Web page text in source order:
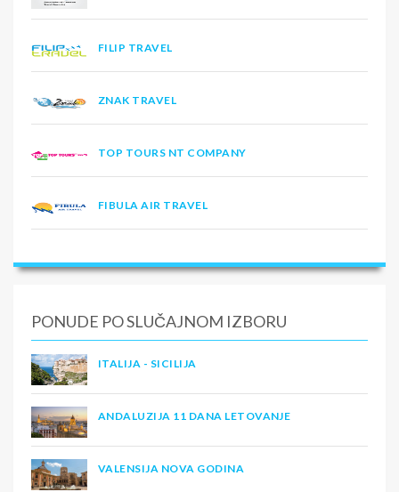
FILIP TRAVEL
ZNAK TRAVEL
TOP TOURS NT COMPANY
FIBULA AIR TRAVEL
PONUDE PO SLUČAJNOM IZBORU
ITALIJA - SICILIJA
ANDALUZIJA 11 DANA LETOVANJE
VALENSIJA NOVA GODINA